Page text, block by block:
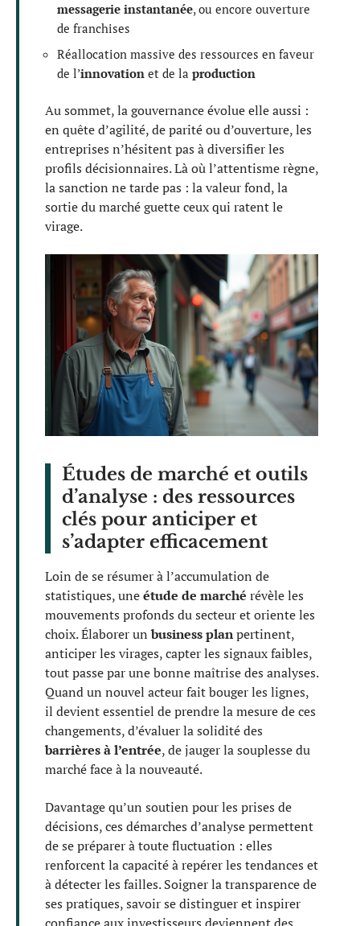
messagerie instantanée, ou encore ouverture
de franchises
Réallocation massive des ressources en faveur
de l’innovation et de la production
Au sommet, la gouvernance évolue elle aussi :
en quête d’agilité, de parité ou d’ouverture, les
entreprises n’hésitent pas à diversifier les
profils décisionnaires. Là où l’attentisme règne,
la sanction ne tarde pas : la valeur fond, la
sortie du marché guette ceux qui ratent le
virage.
Études de marché et outils
d’analyse : des ressources
clés pour anticiper et
s’adapter efficacement
Loin de se résumer à l’accumulation de
statistiques, uneétude de marché révèle les
mouvements profonds du secteur et oriente les
choix. Élaborer unbusiness planpertinent,
anticiper les virages, capter les signaux faibles,
tout passe par une bonne maîtrise des analyses.
Quand un nouvel acteur fait bouger les lignes,
il devient essentiel de prendre la mesure de ces
changements, d’évaluer la solidité des
barrières à l’entrée, de jauger la souplesse du
marché face à la nouveauté.
Davantage qu’un soutien pour les prises de
décisions, ces démarches d’analyse permettent
de se préparer à toute fluctuation : elles
renforcent la capacité à repérer les tendances et
à détecter les failles. Soigner la transparence de
ses pratiques, savoir se distinguer et inspirer